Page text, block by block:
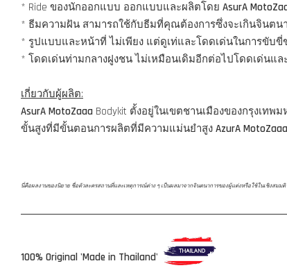
* Ride ของนักออกแบบ ออกแบบและผลิตโดย AsurA
* ธีมความฝัน สามารถใช้กับธีมที่คุณต้องการซึ่งจะเกินจินตน
* รูปแบบและหน้าที่ ไม่เพียง แต่ดูเท่และโดดเด่นในการขับขี่
* โดดเด่นท่ามกลางฝูงชน ไม่เหมือนเดิมอีกต่อไปโดดเด่นแ
เกี่ยวกับผู้ผลิต:
AsurA MotoZaaa Bodykit ตั้งอยู่ในเขตชานเมืองของกรุงเ
ขั้นสูงที่มีขั้นตอนการผลิตที่มีความแม่นยำสูง AzurA
นี่คือผลงานของนิยาย ชื่อตัวละครสถานที่และเหตุการณ์ต่าง ๆ เป็นผลมาจากจินตนาการของผู้แต่งหรือใช้ในเชิงส
100% Original 'Made in Thailand'